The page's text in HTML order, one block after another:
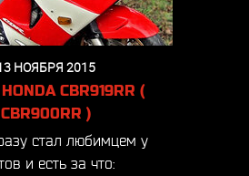
НОЯБРЯ 2015
CBR919RR (
CBR900RR )
стал любимцем у
и есть за что: